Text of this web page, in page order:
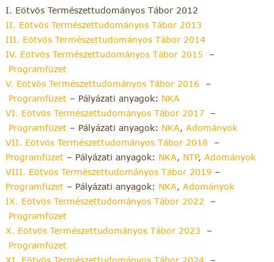
I. Eötvös Természettudományos Tábor 2012
II. Eötvös Természettudományos Tábor 2013
III. Eötvös Természettudományos Tábor 2014
IV. Eötvös Természettudományos Tábor 2015 –
Programfüzet
V. Eötvös Természettudományos Tábor 2016–
Programfüzet– Pályázati anyagok: NKA
VI. Eötvös Természettudományos Tábor 2017 –
Programfüzet– Pályázati anyagok: NKA, Adományok
VII. Eötvös Természettudományos Tábor 2018 –
Programfüzet– Pályázati anyagok: NKA, NTP, Adományok
VIII. Eötvös Természettudományos Tábor 2019 –
Programfüzet– Pályázati anyagok: NKA, Adományok
IX. Eötvös Természettudományos Tábor 2022 –
Programfüzet
X. Eötvös Természettudományos Tábor 2023 –
Programfüzet